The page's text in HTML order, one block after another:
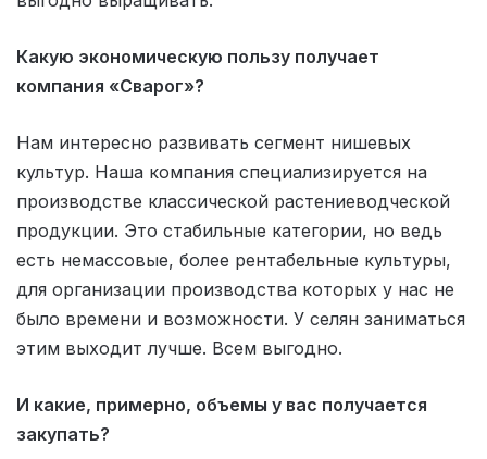
Какую экономическую пользу получает
компания «Сварог»?
Нам интересно развивать сегмент нишевых
культур. Наша компания специализируется на
производстве классической растениеводческой
продукции. Это стабильные категории, но ведь
есть немассовые, более рентабельные культуры,
для организации производства которых у нас не
было времени и возможности. У селян заниматься
этим выходит лучше. Всем выгодно.
И какие, примерно, объемы у вас получается
закупать?